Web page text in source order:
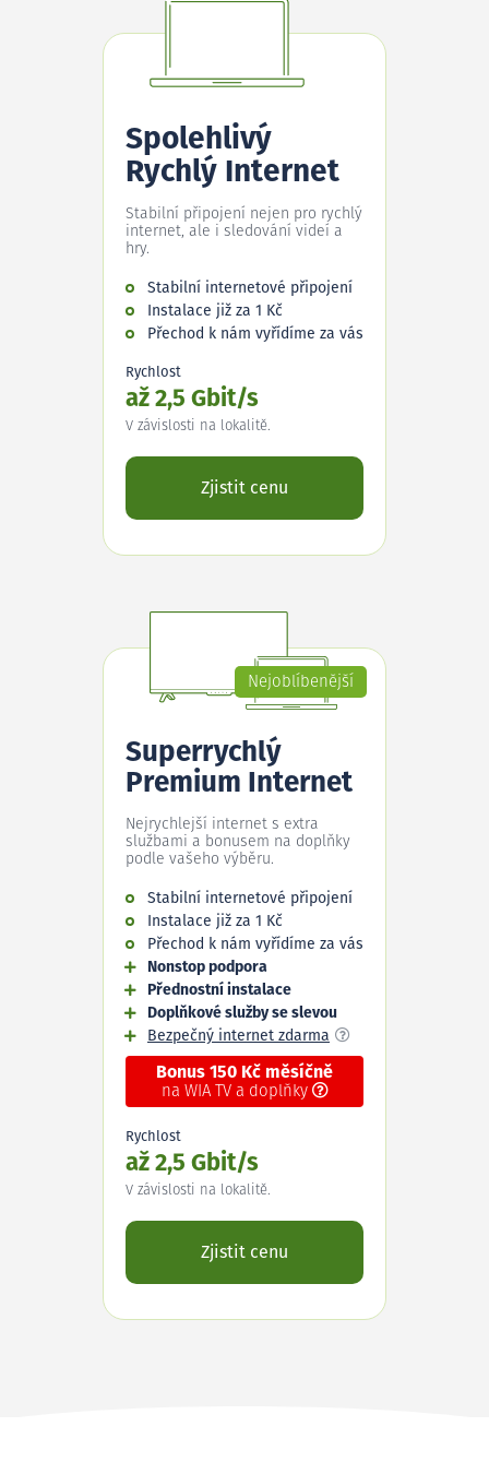
Spolehlivý
Rychlý Internet
Stabilní připojení nejen pro rychlý
internet, ale i sledování videí a
hry.
Stabilní internetové připojení
Instalace již za 1 Kč
Přechod k nám vyřídíme za vás
Rychlost
až 2,5 Gbit/s
V závislosti na lokalitě.
Zjistit cenu
Nejoblíbenější
Superrychlý
Premium Internet
Nejrychlejší internet s extra
službami a bonusem na doplňky
podle vašeho výběru.
Stabilní internetové připojení
Instalace již za 1 Kč
Přechod k nám vyřídíme za vás
Nonstop podpora
Přednostní instalace
Doplňkové služby se slevou
Bezpečný internet zdarma
Bonus 150 Kč měsíčně
na WIA TV a doplňky
Rychlost
až 2,5 Gbit/s
V závislosti na lokalitě.
Zjistit cenu